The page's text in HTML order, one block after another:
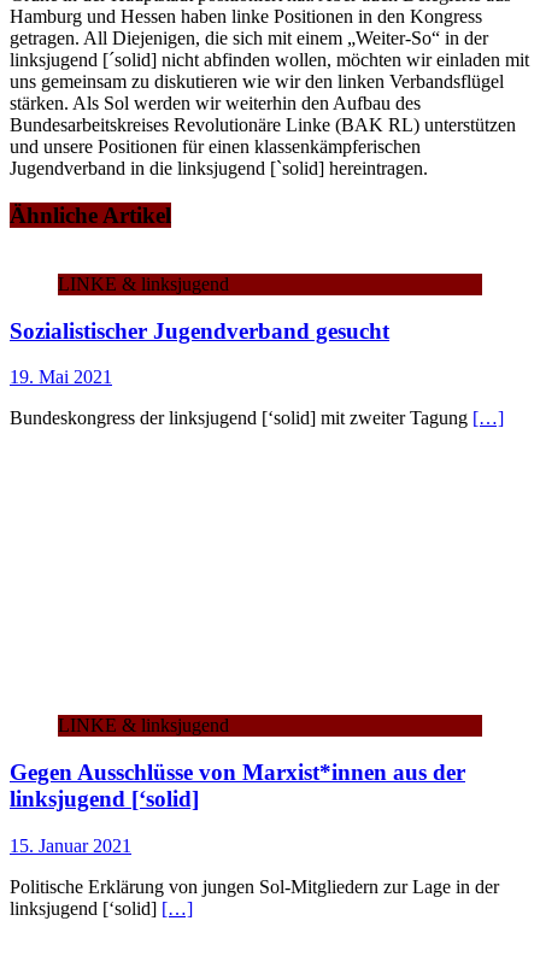
Hamburg und Hessen haben linke Positionen in den Kongress
getragen. All Diejenigen, die sich mit einem „Weiter-So“ in der
linksjugend [´solid] nicht abfinden wollen, möchten wir einladen mit
uns gemeinsam zu diskutieren wie wir den linken Verbandsflügel
stärken. Als Sol werden wir weiterhin den Aufbau des
Bundesarbeitskreises Revolutionäre Linke (BAK RL) unterstützen
und unsere Positionen für einen klassenkämpferischen
Jugendverband in die linksjugend [`solid] hereintragen.
Ähnliche Artikel
LINKE & linksjugend
Sozialistischer Jugendverband gesucht
19. Mai 2021
Bundeskongress der linksjugend [‘solid] mit zweiter Tagung […]
LINKE & linksjugend
Gegen Ausschlüsse von Marxist*innen aus der
linksjugend [‘solid]
15. Januar 2021
Politische Erklärung von jungen Sol-Mitgliedern zur Lage in der
linksjugend [‘solid] […]